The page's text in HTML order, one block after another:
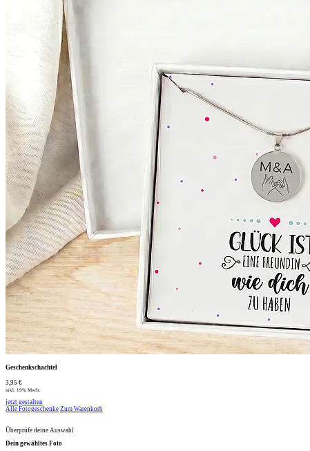
Geschenkschachtel
3,95 €
inkl. 19% MwSt.
jetzt gestalten
Alle Fotogeschenke Zum Warenkorb
Überprüfe deine Auswahl
Dein gewähltes Foto